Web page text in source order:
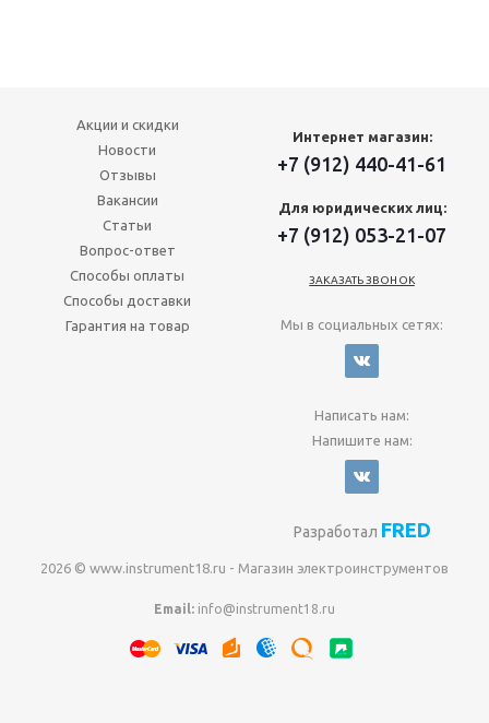
Акции и скидки
Новости
Отзывы
Вакансии
Статьи
Вопрос-ответ
Способы оплаты
Способы доставки
Гарантия на товар
Интернет магазин:
+7 (912) 440-41-61
Для юридических лиц:
+7 (912) 053-21-07
ЗАКАЗАТЬ ЗВОНОК
Мы в социальных сетях:
Написать нам:
Напишите нам:
Разработал FRED
2026 © www.instrument18.ru - Магазин электроинструментов
Email: info@instrument18.ru